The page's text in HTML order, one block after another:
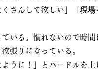
さんして欲しい」「現
いる。慣れないので時
張りになっている。
うに！」とハードルを